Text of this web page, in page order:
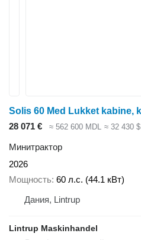
28 071 € ≈ 562 600 MDL ≈ 32 430 $
Минитрактор
2026
Мощность 60 л.с. (44.1 кВт)
Дания, Lintrup
Lintrup Maskinhandel